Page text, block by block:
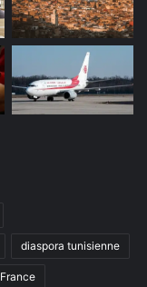
diaspora tunisienne
France